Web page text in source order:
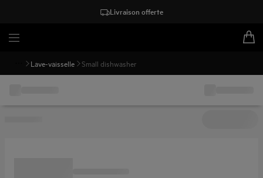
Livraison offerte
Lave-vaisselle Small dishwasher